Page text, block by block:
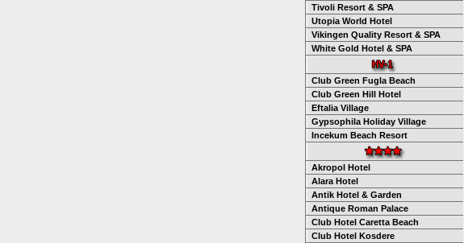
Tivoli Resort & SPA
Utopia World Hotel
Vikingen Quality Resort & SPA
White Gold Hotel & SPA
Club Green Fugla Beach
Club Green Hill Hotel
Eftalia Village
Gypsophila Holiday Village
Incekum Beach Resort
Akropol Hotel
Alara Hotel
Antik Hotel & Garden
Antique Roman Palace
Club Hotel Caretta Beach
Club Hotel Kosdere